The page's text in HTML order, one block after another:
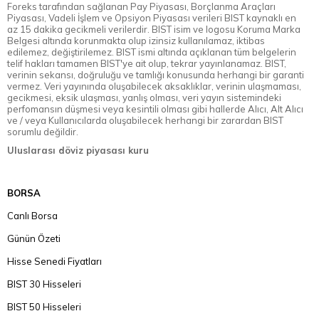
Foreks tarafından sağlanan Pay Piyasası, Borçlanma Araçları
Piyasası, Vadeli İşlem ve Opsiyon Piyasası verileri BIST kaynaklı en
az 15 dakika gecikmeli verilerdir. BIST isim ve logosu Koruma Marka
Belgesi altında korunmakta olup izinsiz kullanılamaz, iktibas
edilemez, değiştirilemez. BIST ismi altında açıklanan tüm belgelerin
telif hakları tamamen BIST'ye ait olup, tekrar yayınlanamaz. BIST,
verinin sekansı, doğruluğu ve tamlığı konusunda herhangi bir garanti
vermez. Veri yayınında oluşabilecek aksaklıklar, verinin ulaşmaması,
gecikmesi, eksik ulaşması, yanlış olması, veri yayın sistemindeki
perfomansın düşmesi veya kesintili olması gibi hallerde Alıcı, Alt Alıcı
ve / veya Kullanıcılarda oluşabilecek herhangi bir zarardan BIST
sorumlu değildir.
Uluslarası döviz piyasası kuru
BORSA
Canlı Borsa
Günün Özeti
Hisse Senedi Fiyatları
BIST 30 Hisseleri
BIST 50 Hisseleri